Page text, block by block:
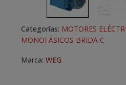
Categorías: MOTORES
MONOFÁSICOS BRIDA C
Marca: WEG